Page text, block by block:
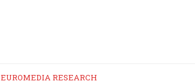
EUROMEDIA RESEARCH